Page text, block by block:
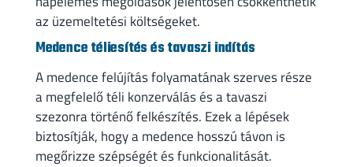
az üzemeltetési költségeket.
Medence téliesítés és tavaszi indítás
A medence felújítás folyamatának szerves része
a megfelelő téli konzerválás és a tavaszi
szezonra történő felkészítés. Ezek a lépések
biztosítják, hogy a medence hosszú távon is
megőrizze szépségét és funkcionalitását.